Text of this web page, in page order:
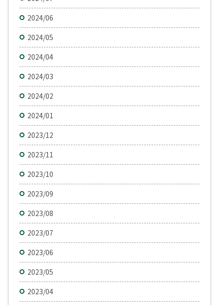
2024/06
2024/05
2024/04
2024/03
2024/02
2024/01
2023/12
2023/11
2023/10
2023/09
2023/08
2023/07
2023/06
2023/05
2023/04